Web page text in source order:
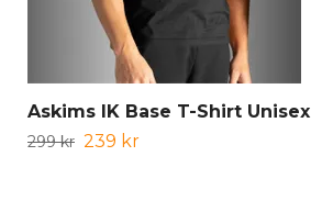
Askims IK Base T-Shirt Unisex
299 kr 239 kr